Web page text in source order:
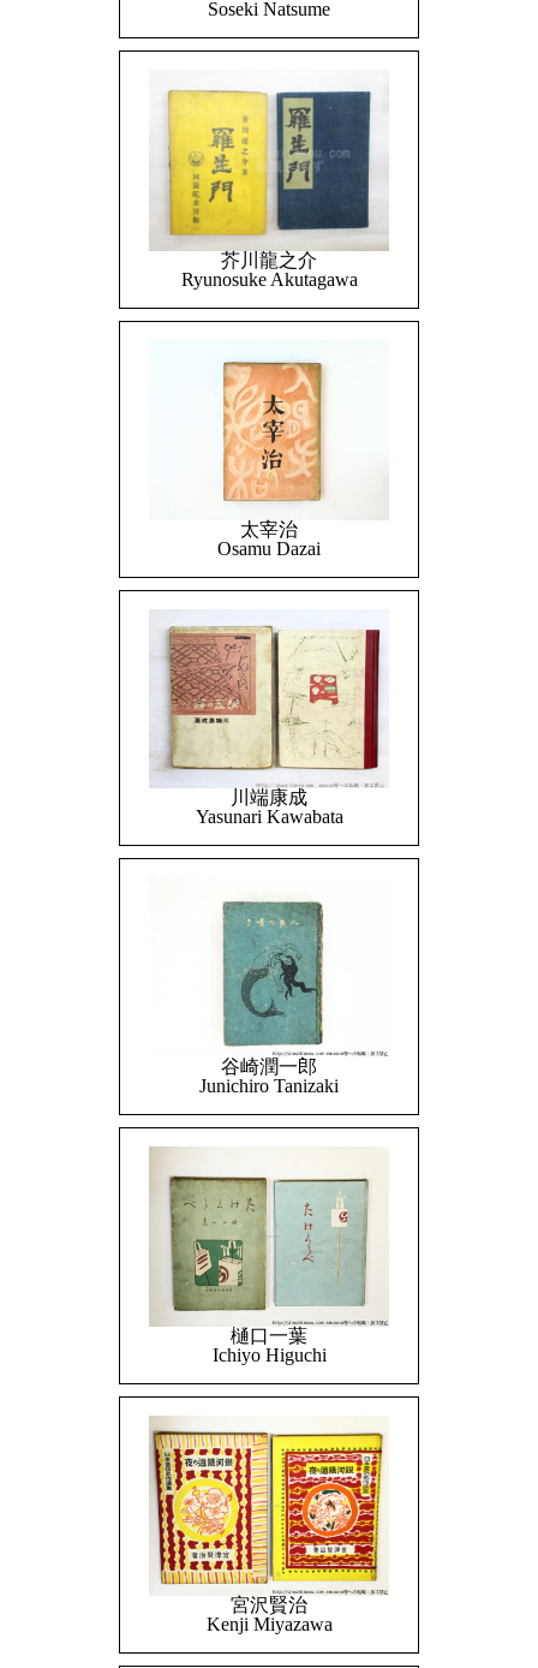
Soseki Natsume
芥川龍之介
Ryunosuke Akutagawa
太宰治
Osamu Dazai
川端康成
Yasunari Kawabata
谷崎潤一郎
Junichiro Tanizaki
樋口一葉
Ichiyo Higuchi
宮沢賢治
Kenji Miyazawa